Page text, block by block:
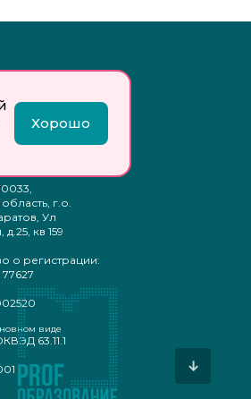
Хорошо
с
Богатырева
г.о.
Ул
кв 159
о регистрации:
виде
63.11.1
↓